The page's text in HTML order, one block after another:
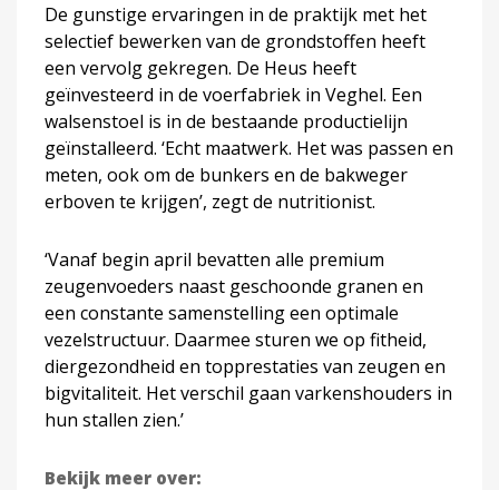
De gunstige ervaringen in de praktijk met het
selectief bewerken van de grondstoffen heeft
een vervolg gekregen. De Heus heeft
geïnvesteerd in de voerfabriek in Veghel. Een
walsenstoel is in de bestaande productielijn
geïnstalleerd. ‘Echt maatwerk. Het was passen en
meten, ook om de bunkers en de bakweger
erboven te krijgen’, zegt de nutritionist.
‘Vanaf begin april bevatten alle premium
zeugenvoeders naast geschoonde granen en
een constante samenstelling een optimale
vezelstructuur. Daarmee sturen we op fitheid,
diergezondheid en topprestaties van zeugen en
bigvitaliteit. Het verschil gaan varkenshouders in
hun stallen zien.’
Bekijk meer over: